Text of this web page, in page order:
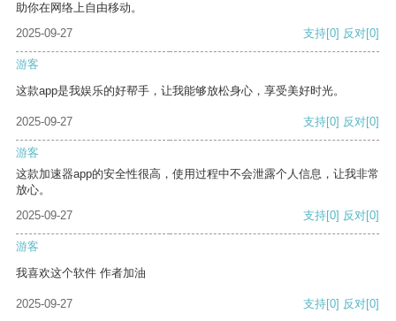
助你在网络上自由移动。
2025-09-27
支持[0] 反对[0]
游客
这款app是我娱乐的好帮手，让我能够放松身心，享受美好时光。
2025-09-27 支持[0] 反对[0]
游客
这款加速器app的安全性很高，使用过程中不会泄露个人信息，让我非常
放心。
2025-09-27
支持[0] 反对[0]
游客
我喜欢这个软件 作者加油
2025-09-27 支持[0] 反对[0]